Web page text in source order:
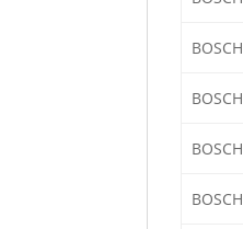
BOSCH
BOSCH
BOSCH
BOSCH